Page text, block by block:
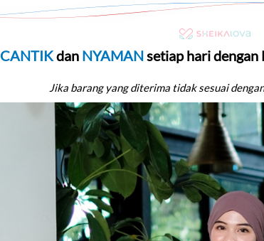
CANTIK dan NYAMAN setiap haridengan
Jika barang yang diterima tidak sesuai